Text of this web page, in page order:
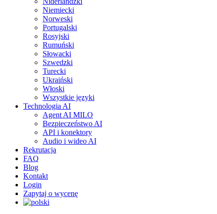
Niemiecki
Norweski
Portugalski
Rosyjski
Rumuński
Słowacki
Szwedzki
Turecki
Ukraiński
Włoski
Wszystkie języki
Technologia AI
Agent AI MILO
Bezpieczeństwo AI
API i konektory
Audio i wideo AI
Rekrutacja
FAQ
Blog
Kontakt
Login
Zapytaj o wycenę